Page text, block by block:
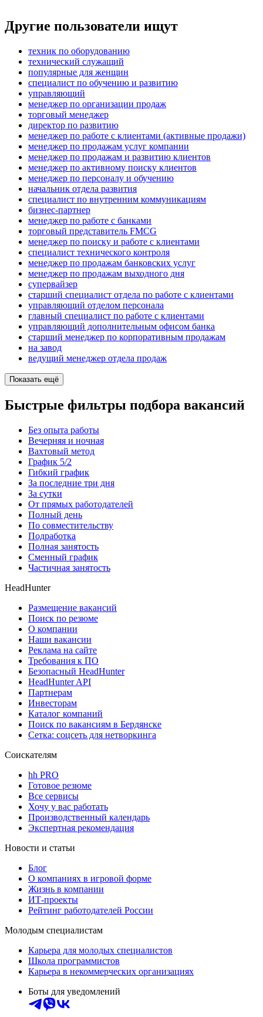
Другие пользователи ищут
техник по оборудованию
технический служащий
популярные для женщин
специалист по обучению и развитию
управляющий
менеджер по организации продаж
торговый менеджер
директор по развитию
менеджер по работе с клиентами (активные продажи)
менеджер по продажам услуг компании
менеджер по продажам и развитию клиентов
менеджер по активному поиску клиентов
менеджер по персоналу и обучению
начальник отдела развития
специалист по внутренним коммуникациям
бизнес-партнер
менеджер по работе с банками
торговый представитель FMCG
менеджер по поиску и работе с клиентами
специалист технического контроля
менеджер по продажам банковских услуг
менеджер по продажам выходного дня
супервайзер
старший специалист отдела по работе с клиентами
управляющий отделом персонала
главный специалист по работе с клиентами
управляющий дополнительным офисом банка
старший менеджер по корпоративным продажам
на завод
ведущий менеджер отдела продаж
Показать ещё
Быстрые фильтры подбора вакансий
Без опыта работы
Вечерняя и ночная
Вахтовый метод
График 5/2
Гибкий график
За последние три дня
За сутки
От прямых работодателей
Полный день
По совместительству
Подработка
Полная занятость
Сменный график
Частичная занятость
HeadHunter
Размещение вакансий
Поиск по резюме
О компании
Наши вакансии
Реклама на сайте
Требования к ПО
Безопасный HeadHunter
HeadHunter API
Партнерам
Инвесторам
Каталог компаний
Поиск по вакансиям в Бердянске
Сетка: соцсеть для нетворкинга
Соискателям
hh PRO
Готовое резюме
Все сервисы
Хочу у вас работать
Производственный календарь
Экспертная рекомендация
Новости и статьи
Блог
О компаниях в игровой форме
Жизнь в компании
ИТ-проекты
Рейтинг работодателей России
Молодым специалистам
Карьера для молодых специалистов
Школа программистов
Карьера в некоммерческих организациях
Боты для уведомлений